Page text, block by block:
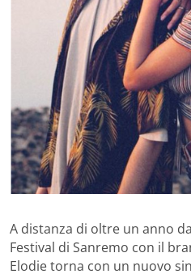
A distanza di oltre un anno
Festival di Sanremo con il
Elodie torna con un nuovo